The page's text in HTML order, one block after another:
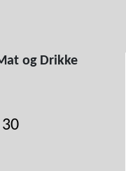
og Drikke